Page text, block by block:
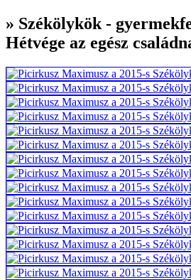
» Székölykök -
Hétvége az egész